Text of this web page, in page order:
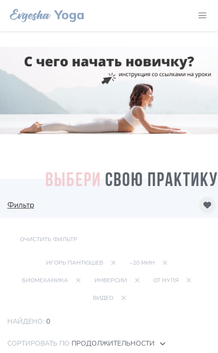
ВЫБЕРИ СВОЮ ПРАКТИКУ
Фильтр
ОЧИСТИТЬ ФИЛЬТР
ИГОРЬ ПАНТЮШЕВ ~20 МИН
БИОМЕХАНИКА ИНВЕРСИИ ОТ НУЛЯ
ВИДЕО
НАЙДЕНО: 0
СОРТИРОВАТЬ ПО ПРОДОЛЖИТЕЛЬНОСТИ